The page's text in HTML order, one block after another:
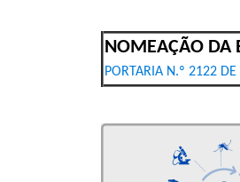
NOMEAÇÃO DA
PORTARIA N.º 2122